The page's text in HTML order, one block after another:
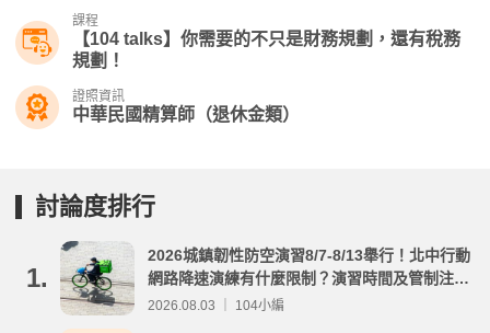
課程
【104 talks】你需要的不只是財務規劃，還有稅務
規劃！
證照資訊
中華民國精算師（退休金類）
討論度排行
1.
2026城鎮韌性防空演習8/7-8/13舉行！北中行動
網路降速演練有什麼限制？演習時間及管制注意
事項整理
2026.08.03 ｜ 104小編